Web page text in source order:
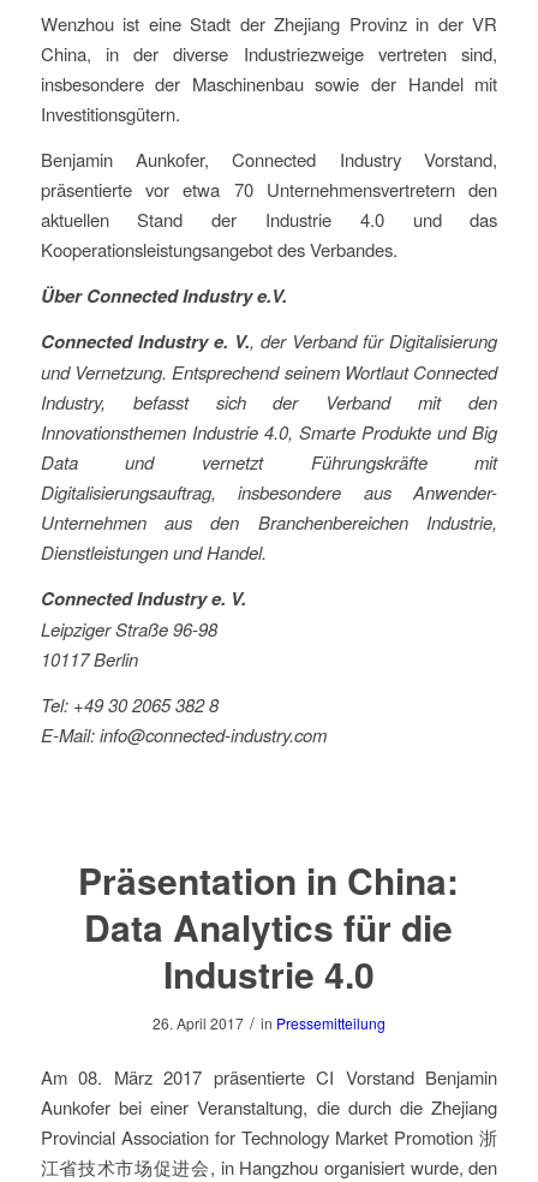
Wenzhou ist eine Stadt der Zhejiang Provinz in der VR
China, in der diverse Industriezweige vertreten sind,
insbesondere der Maschinenbau sowie der Handel mit
Investitionsgütern.
Benjamin Aunkofer, Connected Industry Vorstand,
präsentierte vor etwa 70 Unternehmensvertretern den
aktuellen Stand der Industrie 4.0 und das
Kooperationsleistungsangebot des Verbandes.
Über Connected Industry e.V.
Connected Industry e. V., der Verband für Digitalisierung
und Vernetzung. Entsprechend seinem Wortlaut Connected
Industry, befasst sich der Verband mit den
Innovationsthemen Industrie 4.0, Smarte Produkte und Big
Data und vernetzt Führungskräfte mit
Digitalisierungsauftrag, insbesondere aus Anwender-
Unternehmen aus den Branchenbereichen Industrie,
Dienstleistungen und Handel.
Connected Industry e. V.
Leipziger Straße 96-98
10117 Berlin
Tel: +49 30 2065 382 8
E-Mail:info@connected-industry.com
Präsentation in China:
Data Analytics für die
Industrie 4.0
26. April 2017 / in Pressemitteilung
Am 08. März 2017 präsentierte CI Vorstand Benjamin
Aunkofer bei einer Veranstaltung, die durch die Zhejiang
Provincial Association for Technology Market Promotion 浙
江省技术市场促进会, in Hangzhou organisiert wurde, den